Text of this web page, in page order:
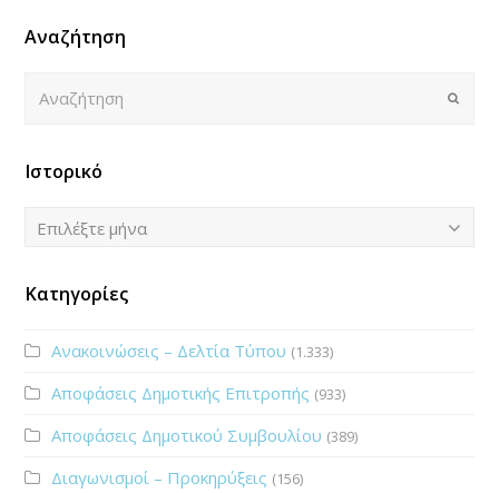
Αναζήτηση
Submit
Ιστορικό
Ιστορικό
Επιλέξτε μήνα
Κατηγορίες
Ανακοινώσεις – Δελτία Τύπου (1.333)
Αποφάσεις Δημοτικής Επιτροπής (933)
Αποφάσεις Δημοτικού Συμβουλίου (389)
Διαγωνισμοί – Προκηρύξεις (156)